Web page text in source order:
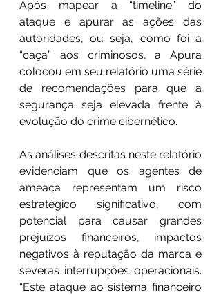
Após mapear a “timeline” do
ataque e apurar as ações das
autoridades, ou seja, como foi a
“caça” aos criminosos, a Apura
colocou em seu relatório uma série
de recomendações para que a
segurança seja elevada frente à
evolução do crime cibernético.
As análises descritas neste relatório
evidenciam que os agentes de
ameaça representam um risco
estratégico significativo, com
potencial para causar grandes
prejuízos financeiros, impactos
negativos à reputação da marca e
severas interrupções operacionais.
“Este ataque ao sistema financeiro